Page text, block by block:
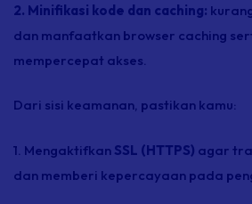
2. Minifikasi kode dan caching:
dan manfaatkan browser caching
mempercepat akses.
Dari sisi keamanan, pastikan kamu:
1. Mengaktifkan SSL (HTTPS) agar
dan memberi kepercayaan pada